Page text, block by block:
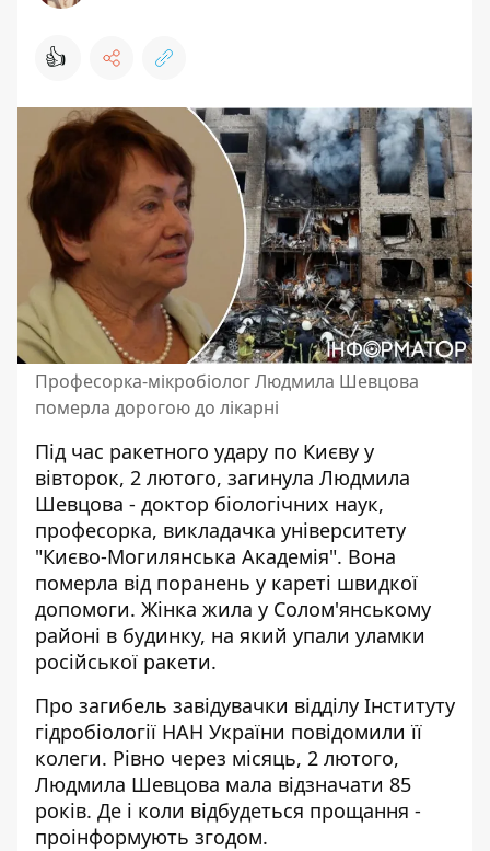
👍
Професорка-мікробіолог Людмила Шевцова
померла дорогою до лікарні
Під час ракетного удару по Києву у
вівторок, 2 лютого, загинула Людмила
Шевцова - доктор біологічних наук,
професорка, викладачка університету
"Києво-Могилянська Академія". Вона
померла від поранень у кареті швидкої
допомоги. Жінка жила у Солом'янському
районі в будинку, на який упали уламки
російської ракети.
Про загибель завідувачки відділу Інституту
гідробіології НАН України повідомили її
колеги. Рівно через місяць, 2 лютого,
Людмила Шевцова мала відзначати 85
років. Де і коли відбудеться прощання -
проінформують згодом.